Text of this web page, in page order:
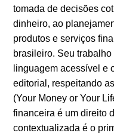
tomada de decisões
dinheiro, ao
produtos e serviços
brasileiro. Seu
linguagem acessível e
editorial, respeitando
(Your Money or Your
financeira é um direito
contextualizada é o